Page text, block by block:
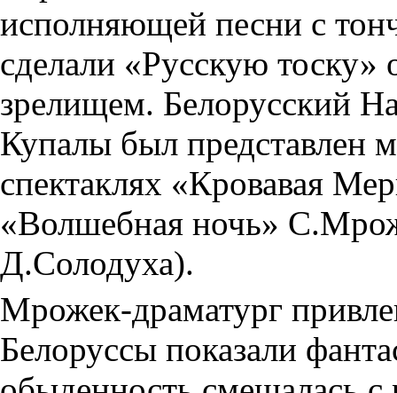
исполняющей песни с
сделали «Русскую
зрелищем. Белорусский
Купалы был представлен
спектаклях «Кровавая
«Волшебная ночь»
Д.Солодуха).
Мрожек-драматург
Белоруссы показали